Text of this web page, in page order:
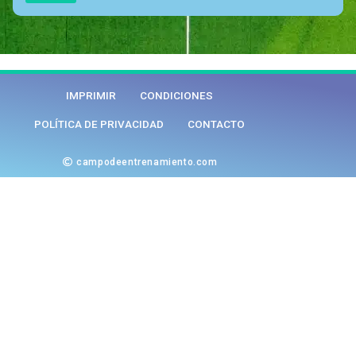
IMPRIMIR CONDICIONES
POLÍTICA DE PRIVACIDAD CONTACTO
campodeentrenamiento.com